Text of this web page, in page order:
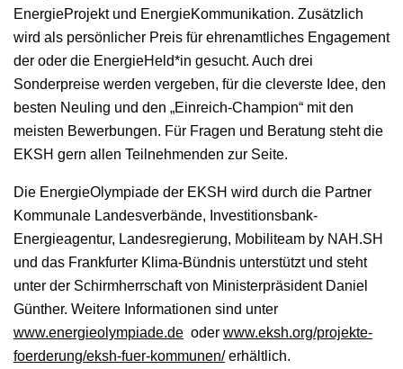
EnergieProjekt und EnergieKommunikation. Zusätzlich
wird als persönlicher Preis für ehrenamtliches Engagement
der oder die EnergieHeld*in gesucht. Auch drei
Sonderpreise werden vergeben, für die cleverste Idee, den
besten Neuling und den „Einreich-Champion“ mit den
meisten Bewerbungen. Für Fragen und Beratung steht die
EKSH gern allen Teilnehmenden zur Seite.
Die EnergieOlympiade der EKSH wird durch die Partner
Kommunale Landesverbände, Investitionsbank-
Energieagentur, Landesregierung, Mobiliteam by NAH.SH
und das Frankfurter Klima-Bündnis unterstützt und steht
unter der Schirmherrschaft von Ministerpräsident Daniel
Günther. Weitere Informationen sind unter
www.energieolympiade.de oder www.eksh.org/projekte-
foerderung/eksh-fuer-kommunen/erhältlich.